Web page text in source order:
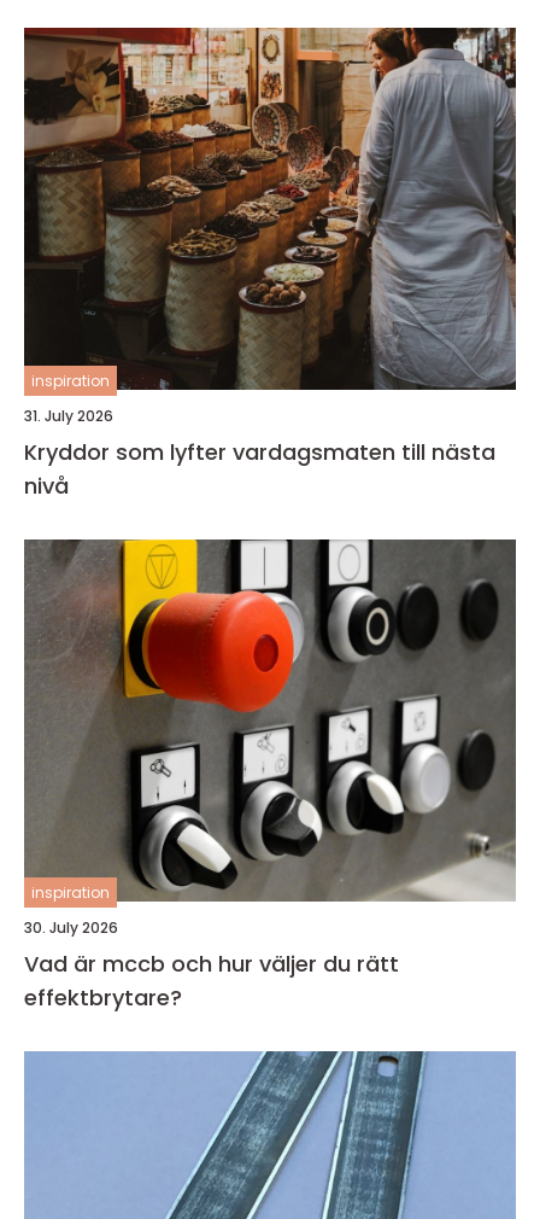
inspiration
31. July 2026
Kryddor som lyfter vardagsmaten till nästa
nivå
inspiration
30. July 2026
Vad är mccb och hur väljer du rätt
effektbrytare?